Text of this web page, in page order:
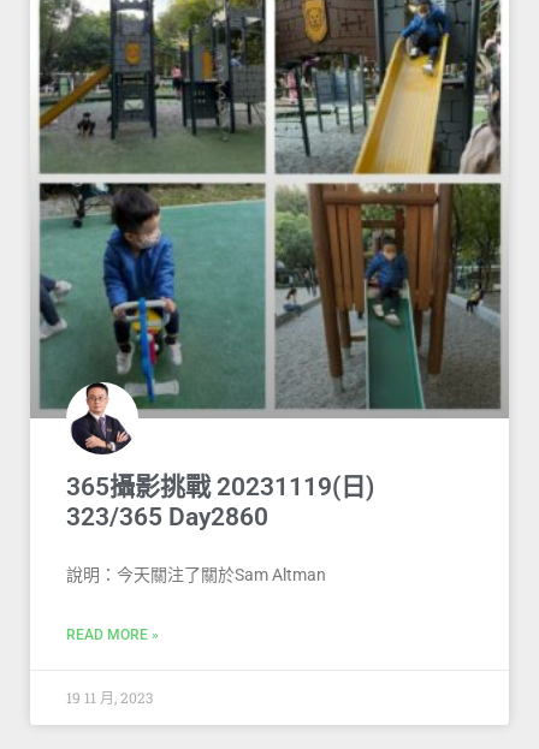
365攝影挑戰 20231119(日)
323/365 Day2860
說明：今天關注了關於Sam Altman
READ MORE »
19 11 月, 2023